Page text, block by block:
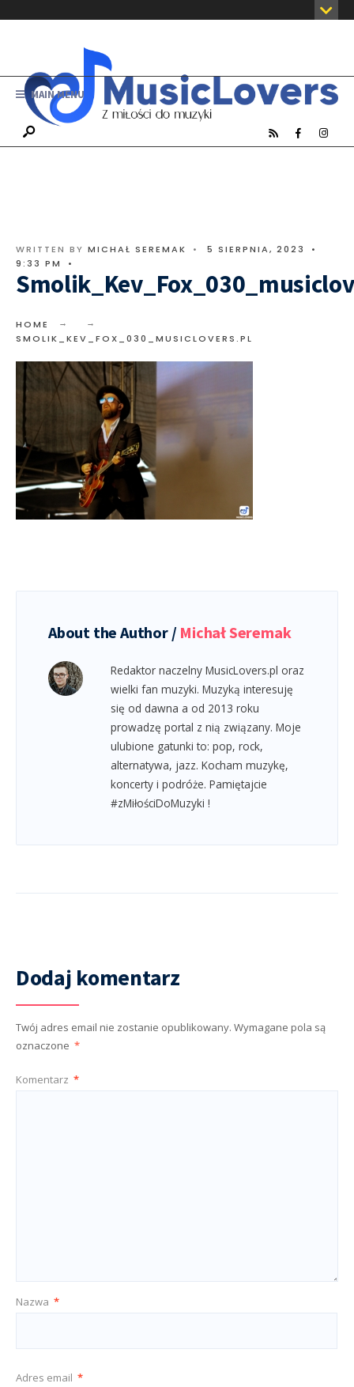
MAIN MENU
WRITTEN BY MICHAŁ SEREMAK • 5 SIERPNIA, 2023
•
9:33 PM
•
HOME
SMOLIK_KEV_FOX_030_MUSICLOVERS.PL
About the Author / Michał Seremak
Redaktor naczelny MusicLovers.pl oraz
wielki fan muzyki. Muzyką interesuję
się od dawna a od 2013 roku
prowadzę portal z nią związany. Moje
ulubione gatunki to: pop, rock,
alternatywa, jazz. Kocham muzykę,
koncerty i podróże. Pamiętajcie
#zMiłościDoMuzyki !
Dodaj komentarz
Twój adres email nie zostanie opublikowany. Wymagane pola są
oznaczone *
Komentarz *
Nazwa *
Adres email *